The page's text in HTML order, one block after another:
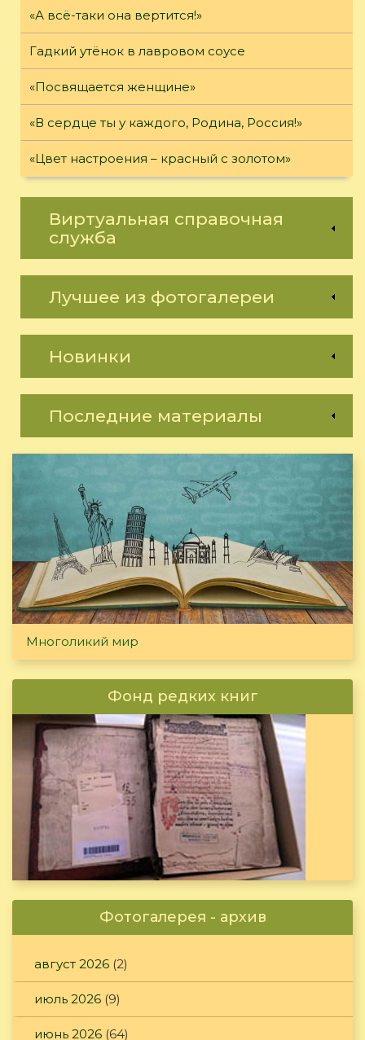
«А всё-таки она вертится!»
Гадкий утёнок в лавровом соусе
«Посвящается женщине»
«В сердце ты у каждого, Родина, Россия!»
«Цвет настроения – красный с золотом»
Виртуальная справочная
служба
Лучшее из фотогалереи
Новинки
Последние материалы
Многоликий мир
Фонд редких книг
Фотогалерея - архив
август 2026 (2)
июль 2026 (9)
июнь 2026 (64)